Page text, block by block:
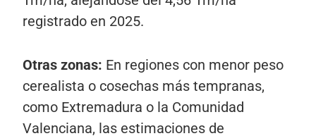
registrado en 2025.
Otras zonas: En regiones con menor peso
cerealista o cosechas más tempranas,
como Extremadura o la Comunidad
Valenciana, las estimaciones de